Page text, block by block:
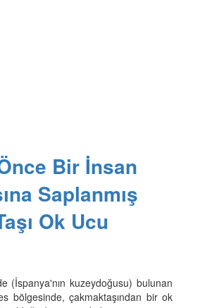
Bir İnsan
Saplanmış
Ok Ucu
(İspanya'nın kuzeydoğusu) bulunan
bölgesinde, çakmaktaşından bir ok